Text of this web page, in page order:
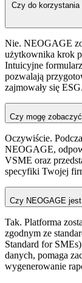
Czy do
Nie. NEOGAGE
użytkownika krok
Intuicyjne
pozwalają
zajmowały się ESG.
Czy mogę
Oczywiście.
NEOGAGE,
VSME oraz
specyfiki Twojej
Czy NEOGAGE
Tak. Platforma
zgodnym ze
Standard for
danych, pomaga
wygenerowanie